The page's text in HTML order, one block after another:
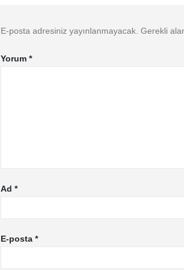
E-posta adresiniz yayınlanmayacak. Gerekli
Yorum *
Ad *
E-posta *